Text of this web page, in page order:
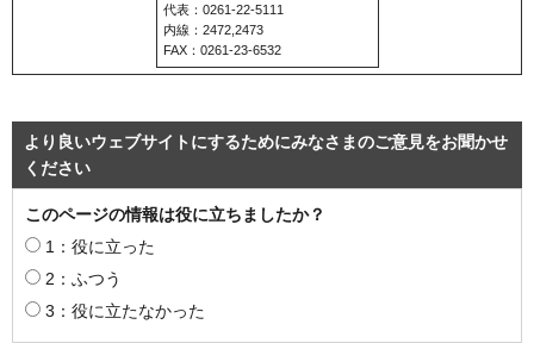
代表：0261-22-5111
内線：2472,2473
FAX：0261-23-6532
より良いウェブサイトにするためにみなさまのご意見をお聞かせ
ください
このページの情報は役に立ちましたか？
1：役に立った
2：ふつう
3：役に立たなかった